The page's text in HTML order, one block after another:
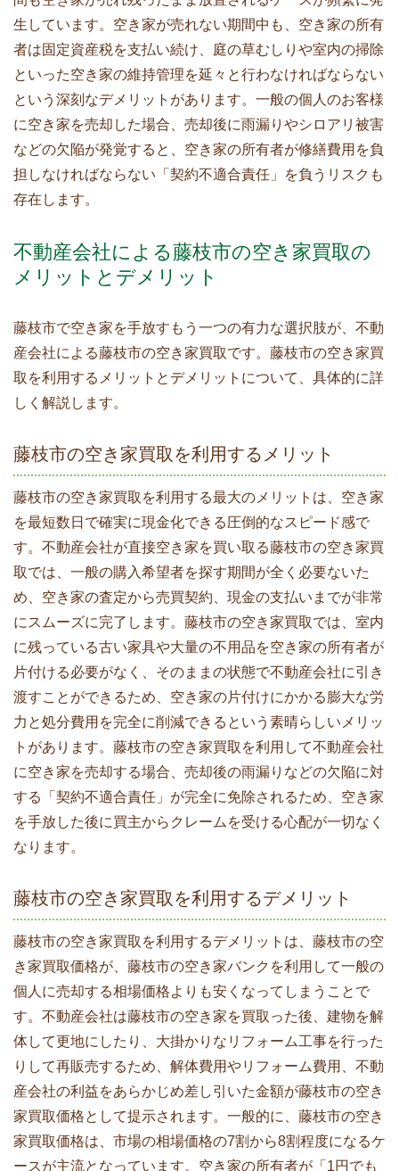
生しています。空き家が売れない期間中も、空き家の所有
者は固定資産税を支払い続け、庭の草むしりや室内の掃除
といった空き家の維持管理を延々と行わなければならない
という深刻なデメリットがあります。一般の個人のお客様
に空き家を売却した場合、売却後に雨漏りやシロアリ被害
などの欠陥が発覚すると、空き家の所有者が修繕費用を負
担しなければならない「契約不適合責任」を負うリスクも
存在します。
不動産会社による藤枝市の空き家買取の
メリットとデメリット
藤枝市で空き家を手放すもう一つの有力な選択肢が、不動
産会社による藤枝市の空き家買取です。藤枝市の空き家買
取を利用するメリットとデメリットについて、具体的に詳
しく解説します。
藤枝市の空き家買取を利用するメリット
藤枝市の空き家買取を利用する最大のメリットは、空き家
を最短数日で確実に現金化できる圧倒的なスピード感で
す。不動産会社が直接空き家を買い取る藤枝市の空き家買
取では、一般の購入希望者を探す期間が全く必要ないた
め、空き家の査定から売買契約、現金の支払いまでが非常
にスムーズに完了します。藤枝市の空き家買取では、室内
に残っている古い家具や大量の不用品を空き家の所有者が
片付ける必要がなく、そのままの状態で不動産会社に引き
渡すことができるため、空き家の片付けにかかる膨大な労
力と処分費用を完全に削減できるという素晴らしいメリッ
トがあります。藤枝市の空き家買取を利用して不動産会社
に空き家を売却する場合、売却後の雨漏りなどの欠陥に対
する「契約不適合責任」が完全に免除されるため、空き家
を手放した後に買主からクレームを受ける心配が一切なく
なります。
藤枝市の空き家買取を利用するデメリット
藤枝市の空き家買取を利用するデメリットは、藤枝市の空
き家買取価格が、藤枝市の空き家バンクを利用して一般の
個人に売却する相場価格よりも安くなってしまうことで
す。不動産会社は藤枝市の空き家を買取った後、建物を解
体して更地にしたり、大掛かりなリフォーム工事を行った
りして再販売するため、解体費用やリフォーム費用、不動
産会社の利益をあらかじめ差し引いた金額が藤枝市の空き
家買取価格として提示されます。一般的に、藤枝市の空き
家買取価格は、市場の相場価格の7割から8割程度になるケ
ースが主流となっています。空き家の所有者が「1円でも